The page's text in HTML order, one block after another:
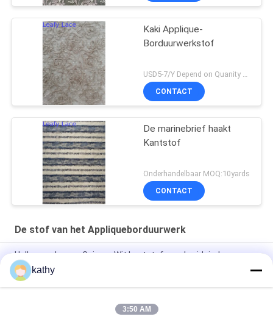
Kaki Applique-
Borduurwerkstof
CONTACT
De marinebrief haakt
Kantstof
Onderhandelbaar MOQ:10yards
CONTACT
De stof van het Appliqueborduurwerk
Hollow-up Luxury Guipure Wit kantstof voor bruidsjurk
Gerecycleerde het Borduurwerkstof van Applique van de
Laserbesnoeiing voor Avondjurk
100% van het de Besnoeiingskant van de polyesterlaser de
kathy
3:50 AM